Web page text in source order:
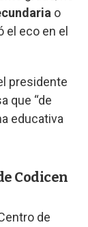
o
el eco en el
presidente
que “de
educativa
Codicen
de